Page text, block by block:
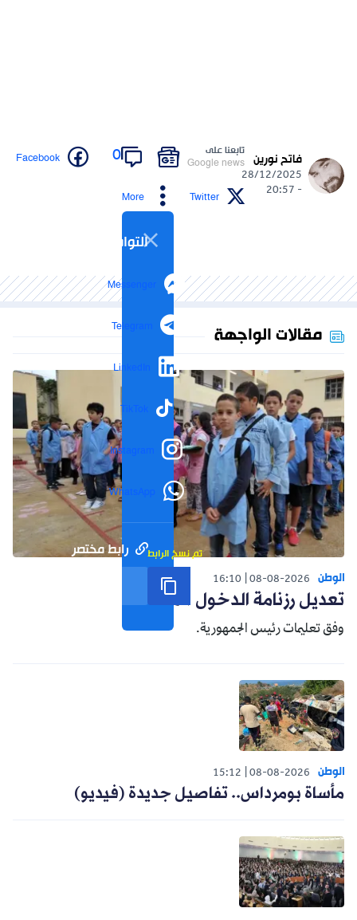
فاتح نورين
28/12/2025
- 20:57
تابعنا على
Google news
0
Facebook
Twitter
More
التواصل الاجتماعي
Messenger
Telegram
LinkedIn
TikTok
Instagram
WhatsApp
رابط مختصر تم نسخ الرابط
مقالات الواجهة
الوطن 08-08-2026
16:10
تعديل رزنامة الدخول المدرسي
وفق تعليمات رئيس الجمهورية.
الوطن 08-08-2026
15:12
مأساة بومرداس.. تفاصيل جديدة (فيديو)